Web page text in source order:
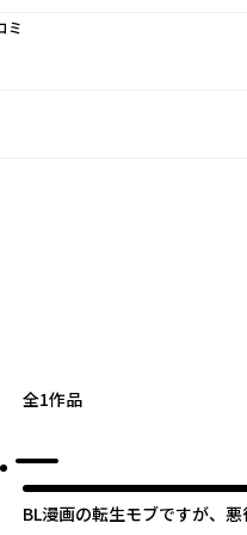
ミコミ
ドコミ
全1作品
BL漫画の転生モブですが、悪